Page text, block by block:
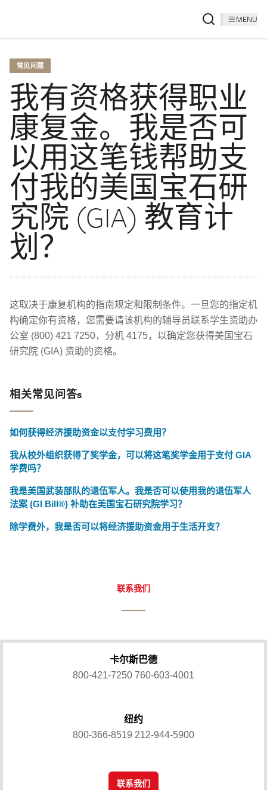
MENU
常见问题
我有资格获得职业
康复金。我是否可
以用这笔钱帮助支
付我的美国宝石研
究院 (GIA) 教育计
划？
这取决于康复机构的指南规定和限制条件。一旦您的指定机
构确定你有资格，您需要请该机构的辅导员联系学生资助办
公室 (800) 421 7250，分机 4175，以确定您获得美国宝石
研究院 (GIA) 资助的资格。
相关常见问答s
如何获得经济援助资金以支付学习费用？
我从校外组织获得了奖学金，可以将这笔奖学金用于支付 GIA
学费吗？
我是美国武装部队的退伍军人。我是否可以使用我的退伍军人
法案 (GI Bill®) 补助在美国宝石研究院学习？
除学费外，我是否可以将经济援助资金用于生活开支？
联系我们
卡尔斯巴德
800-421-7250 760-603-4001
纽约
800-366-8519 212-944-5900
联系我们